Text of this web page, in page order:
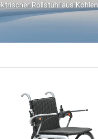
Rollstuhl aus